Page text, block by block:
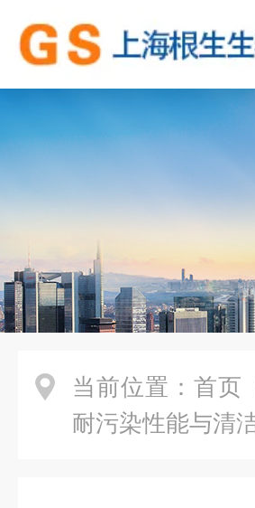
当前位置： 首页
耐污染性能与清